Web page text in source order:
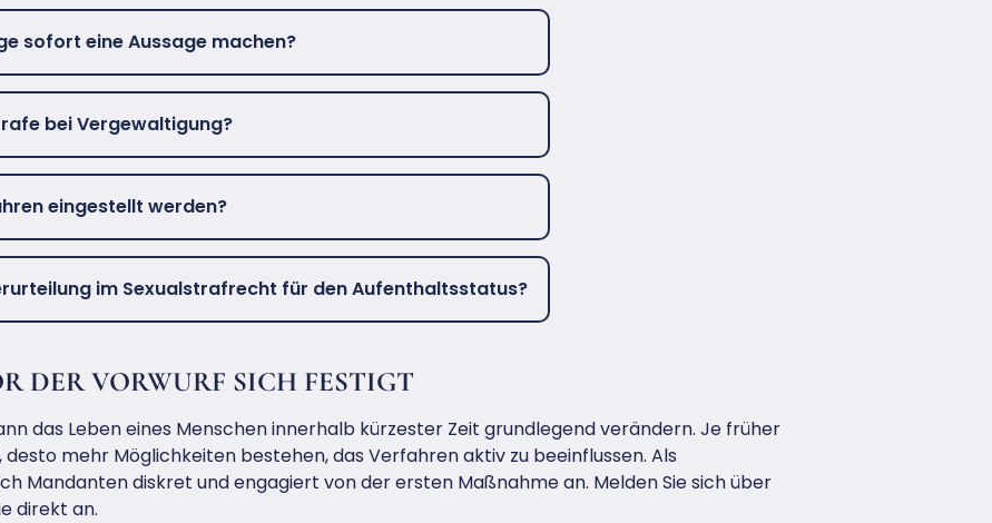
sofort eine Aussage machen?
bei Vergewaltigung?
eingestellt werden?
im Sexualstrafrecht für den Aufenthaltsstatus?
DER VORWURF SICH FESTIGT
das Leben eines Menschen innerhalb kürzester Zeit grundlegend verändern. Je früher
mehr Möglichkeiten bestehen, das Verfahren aktiv zu beeinflussen. Als
Mandanten diskret und engagiert von der ersten Maßnahme an. Melden Sie sich über
direkt an.